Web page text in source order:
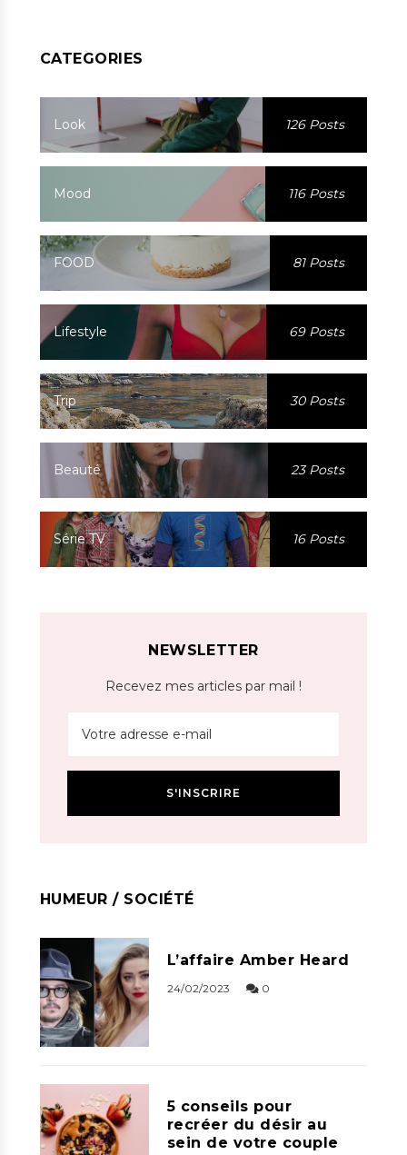
CATEGORIES
Look 126 Posts
Mood 116 Posts
FOOD 81 Posts
Lifestyle 69 Posts
Trip 30 Posts
Beauté 23 Posts
Série TV 16 Posts
NEWSLETTER
Recevez mes articles par mail !
HUMEUR / SOCIÉTÉ
L’affaire Amber Heard
24/02/2023 0
5 conseils pour
recréer du désir au
sein de votre couple